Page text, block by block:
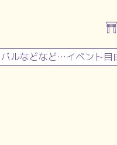
ど…イベント目白押し！